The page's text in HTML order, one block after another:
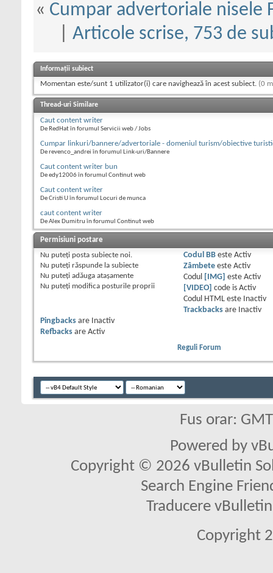
« Cumpar advertoriale nisele
Articole scrise, 753 de
Informații subiect
Momentan este/sunt 1 utilizator(i) care navighează în acest subiect. (0
Thread-uri Similare
Caut content writer
De RedHat în forumul Servicii web / Jobs
Cumpar linkuri/bannere/advertoriale - domeniul turism/obiective
De revenco_andrei în forumul Link-uri/Bannere
Caut content writer bun
De edy12006 în forumul Continut web
Caut content writer
De Cristi U în forumul Locuri de munca
caut content writer
De Alex Dumitru în forumul Continut web
Permisiuni postare
Nu puteţi posta subiecte noi.
Nu puteţi răspunde la subiecte
Nu puteţi adăuga ataşamente
Nu puteţi modifica posturile proprii
Codul BBeste Activ
Zâmbeteeste Activ
Codul
[IMG] este Activ
[VIDEO]
code is Activ
Codul HTML este
Inactiv
Trackbacksare
Inactiv
Pingbacks are
Inactiv
Refbacks are Activ
Reguli Forum
Fus orar:
Powered by
Copyright © 2026 vBulletin
Search Engine
Traducere
Copyright